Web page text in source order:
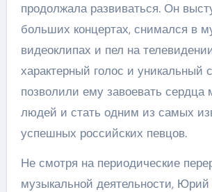
продолжала развиваться. Он
больших концертах, снимался в
видеоклипах и пел на
характерный голос и уникальный
позволили ему завоевать сердца
людей и стать одним из самых
успешных российских певцов.
Не смотря на периодические
музыкальной деятельности,